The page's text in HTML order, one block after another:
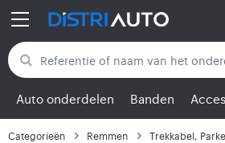
Terug naar categorieën
Auto onderdelen Banden
Categorieën Remmen